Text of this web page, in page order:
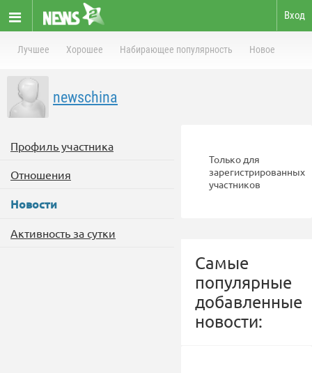
Вход
Лучшее Хорошее Набирающее популярность Новое
newschina
Профиль участника
Отношения
Новости
Активность за сутки
Только для
зарегистрированных
участников
Самые
популярные
добавленные
новости: